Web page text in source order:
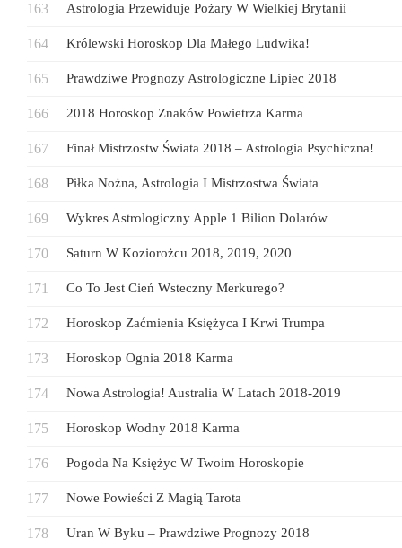
Astrologia Przewiduje Pożary W Wielkiej Brytanii
Królewski Horoskop Dla Małego Ludwika!
Prawdziwe Prognozy Astrologiczne Lipiec 2018
2018 Horoskop Znaków Powietrza Karma
Finał Mistrzostw Świata 2018 – Astrologia Psychiczna!
Piłka Nożna, Astrologia I Mistrzostwa Świata
Wykres Astrologiczny Apple 1 Bilion Dolarów
Saturn W Koziorożcu 2018, 2019, 2020
Co To Jest Cień Wsteczny Merkurego?
Horoskop Zaćmienia Księżyca I Krwi Trumpa
Horoskop Ognia 2018 Karma
Nowa Astrologia! Australia W Latach 2018-2019
Horoskop Wodny 2018 Karma
Pogoda Na Księżyc W Twoim Horoskopie
Nowe Powieści Z Magią Tarota
Uran W Byku – Prawdziwe Prognozy 2018